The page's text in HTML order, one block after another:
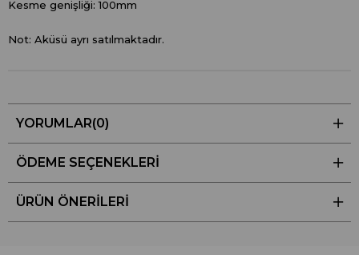
Kesme genişliği: 100mm
Not: Aküsü ayrı satılmaktadır.
YORUMLAR(0)
ÖDEME SEÇENEKLERI
ÜRÜN ÖNERILERI